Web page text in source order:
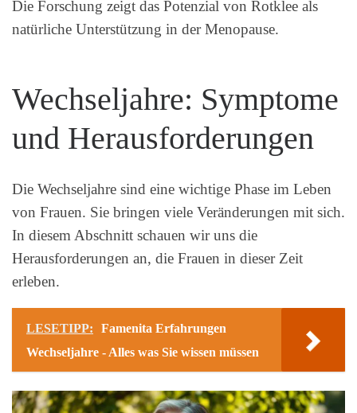
Die Forschung zeigt das Potenzial von Rotklee als
natürliche Unterstützung in der Menopause.
Wechseljahre: Symptome
und Herausforderungen
Die Wechseljahre sind eine wichtige Phase im Leben
von Frauen. Sie bringen viele Veränderungen mit sich.
In diesem Abschnitt schauen wir uns die
Herausforderungen an, die Frauen in dieser Zeit
erleben.
LESETIPP:
Famenita Erfahrungen
Wechseljahre - Alles was Sie wissen müssen